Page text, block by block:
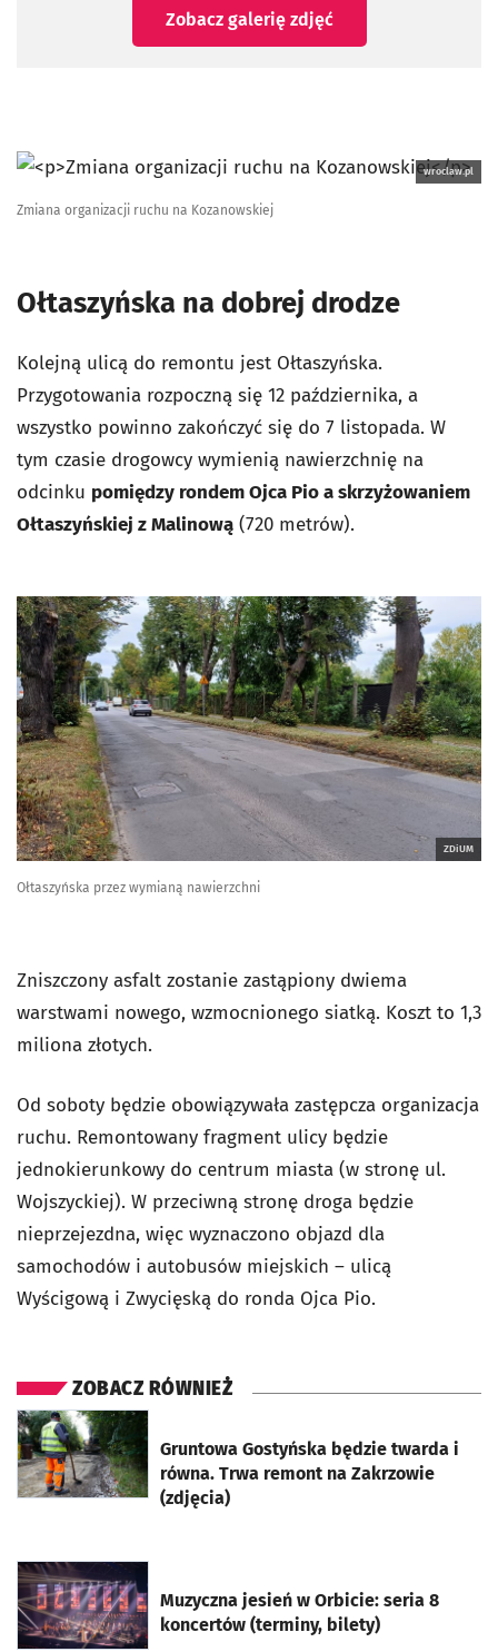
Zobacz galerię zdjęć
wroclaw.pl
Zmiana organizacji ruchu na Kozanowskiej
Ołtaszyńska na dobrej drodze
Kolejną ulicą do remontu jest Ołtaszyńska.
Przygotowania rozpoczną się 12 października, a
wszystko powinno zakończyć się do 7 listopada. W
tym czasie drogowcy wymienią nawierzchnię na
odcinku pomiędzy rondem Ojca Pio a skrzyżowaniem
Ołtaszyńskiej z Malinową (720 metrów).
ZDiUM
Ołtaszyńska przez wymianą nawierzchni
Zniszczony asfalt zostanie zastąpiony dwiema
warstwami nowego, wzmocnionego siatką. Koszt to 1,3
miliona złotych.
Od soboty będzie obowiązywała zastępcza organizacja
ruchu. Remontowany fragment ulicy będzie
jednokierunkowy do centrum miasta (w stronę ul.
Wojszyckiej). W przeciwną stronę droga będzie
nieprzejezdna, więc wyznaczono objazd dla
samochodów i autobusów miejskich – ulicą
Wyścigową i Zwycięską do ronda Ojca Pio.
ZOBACZ RÓWNIEŻ
Gruntowa Gostyńska będzie twarda i
równa. Trwa remont na Zakrzowie
(zdjęcia)
otworzy się w nowej karcie
Muzyczna jesień w Orbicie: seria 8
koncertów (terminy, bilety)
otworzy się w nowej karcie